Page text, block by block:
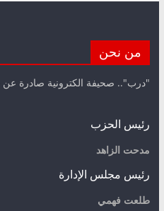
من نحن
"درب".. صحيفة الكترونية صادرة
رئيس الحزب
مدحت الزاهد
رئيس مجلس الإدارة
طلعت فهمي